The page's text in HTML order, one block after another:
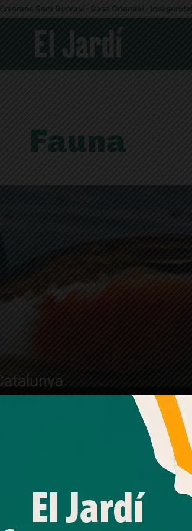
Esvoranc Sant Gervasi · Casa Orlandai · Inseguretat
Fauna
ocell
acord, nosaltres fem servir galetes o
similars per emmagatzemar, accedir i
dades personals com la seva visita a aquest lloc
de dades basat en interessos legítims en
fent clic a "Ajustos de cookies" o a la
de privacitat en aquest lloc web. Si cliques
dones el teu consentiment